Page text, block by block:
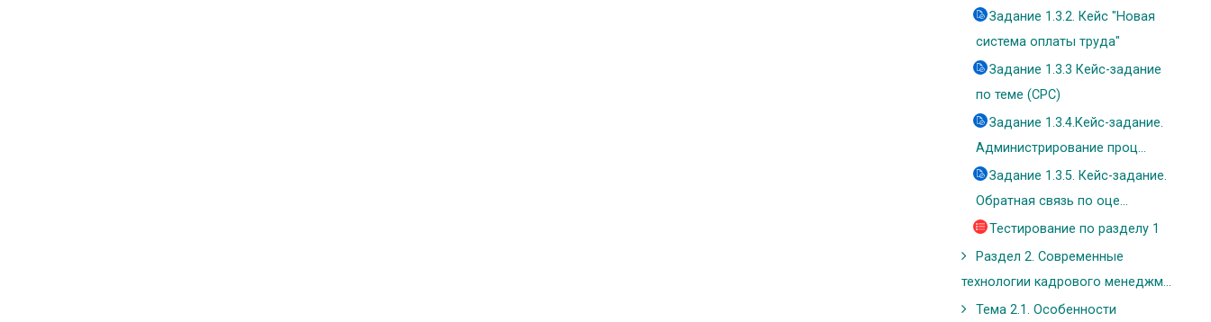
Задание 1.3.2. Кейс "Новая
система оплаты труда"
Задание 1.3.3 Кейс-задание
по теме (СРС)
Задание 1.3.4.Кейс-задание.
Администрирование проц...
Задание 1.3.5. Кейс-задание.
Обратная связь по оце...
Тестирование по разделу 1
Раздел 2. Современные
технологии кадрового менеджм...
Тема 2.1. Особенности